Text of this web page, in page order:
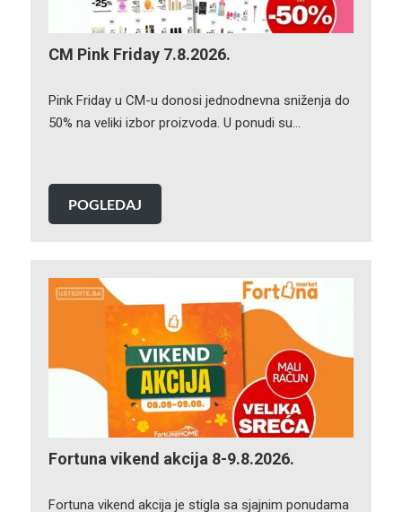
CM Pink Friday 7.8.2026.
Pink Friday u CM-u donosi jednodnevna sniženja do
50% na veliki izbor proizvoda. U ponudi su…
POGLEDAJ
Fortuna vikend akcija 8-9.8.2026.
Fortuna vikend akcija je stigla sa sjajnim ponudama